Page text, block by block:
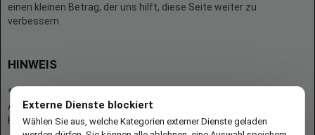
einen kleinen Betrag, der uns hilft, diese Seite weiter zu
verbessern.
HINWEIS
* = Afilliate-Link (=Werbung)
Als Amazon-Partner verdient der Seitenbetreiber an qualifizierten
Käufen.
Externe Dienste blockiert
Wählen Sie aus, welche Kategorien externer Dienste geladen